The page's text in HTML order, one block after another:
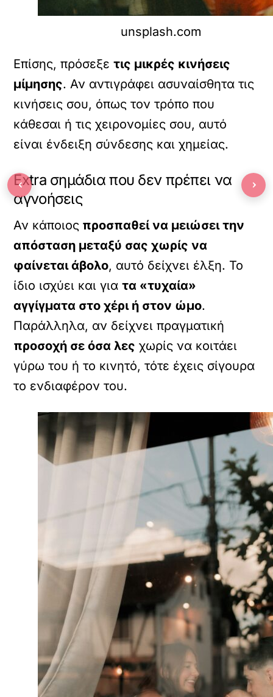
unsplash.com
Επίσης, πρόσεξετις μικρές κινήσεις
μίμησης. Αν αντιγράφει ασυναίσθητα τις
κινήσεις σου, όπως τον τρόπο που
κάθεσαι ή τις χειρονομίες σου, αυτό
είναι ένδειξη σύνδεσης και χημείας.
Extra σημάδια που δεν πρέπει να
αγνοήσεις
Αν κάποιος προσπαθεί να μειώσει την
απόσταση μεταξύ σας χωρίς να
φαίνεται άβολο, αυτό δείχνει έλξη. Το
ίδιο ισχύει και γιατα «τυχαία»
αγγίγματα στο χέρι ή στον ώμο.
Παράλληλα, αν δείχνει πραγματική
προσοχή σε όσα λες χωρίς να κοιτάει
γύρω του ή το κινητό, τότε έχεις σίγουρα
το ενδιαφέρον του.
‹ ›